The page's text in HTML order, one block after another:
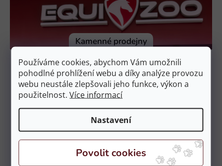
Používáme cookies, abychom Vám umožnili
pohodlné prohlížení webu a díky analýze provozu
webu neustále zlepšovali jeho funkce, výkon a
použitelnost.Více informací
Nastavení
Kamenné prodejny
Prodejna Čestlice
EquiZoo – OC Spektrum
Obchodní 329, 251 01 Čestlice
Otevírací doba:
Prodejna České Budějovice
EquiZoo – Budějovice
Průběžná 2551, 370 04 Č. Budějovice
Otevírací doba: